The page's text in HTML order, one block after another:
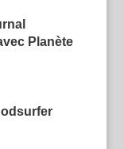
Planète